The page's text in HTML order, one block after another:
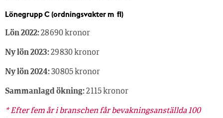
Lönegrupp C (ordningsvakter m fl)
Lön 2022:28 690 kronor
Ny lön 2023:29 830 kronor
Ny lön 2024:30 805 kronor
Sammanlagd ökning:2 115 kronor
* Efter fem år i branschen får bevakningsanställda 100